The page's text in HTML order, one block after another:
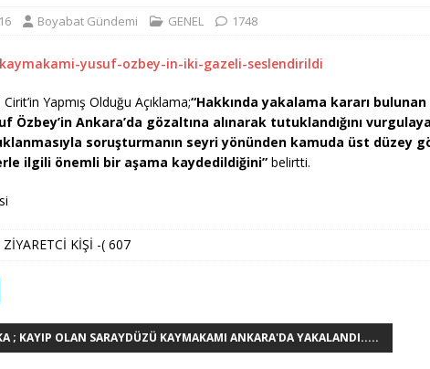
Boyabat Gündemi GENEL 1748
Yapmış Olduğu Açıklama;“Hakkında yakalama kararı
Özbey’in Ankara’da gözaltına alınarak tutuklandığını
soruşturmanın seyri yönünden kamuda üst düzey
ilgili önemli bir aşama kaydedildiğini” belirtti.
KİŞİ -( 607
h
ar; KAYIP OLAN SARAYDÜZÜ KAYMAKAMI ANKARA'DA YAKALANDI.....